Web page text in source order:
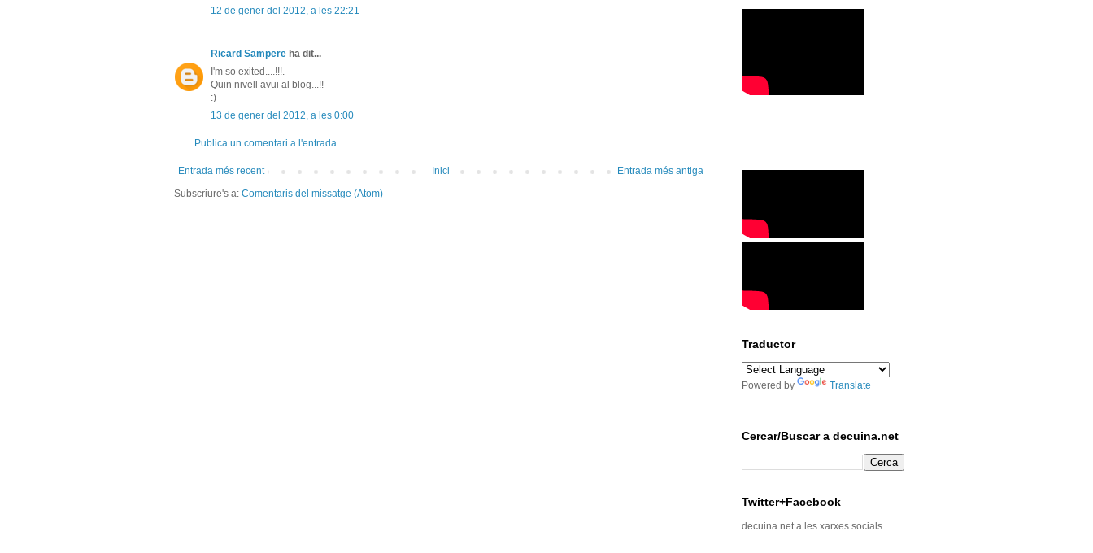
12 de gener del 2012, a les 22:21
Ricard Sampere ha dit...
I'm so exited....!!!.
Quin nivell avui al blog...!!
:)
13 de gener del 2012, a les 0:00
Publica un comentari a l'entrada
Entrada més recent Entrada més antiga
Inici
Subscriure's a: Comentaris del missatge (Atom)
Traductor
Powered by Translate
Cercar/Buscar a decuina.net
Twitter+Facebook
decuina.net a les xarxes socials.